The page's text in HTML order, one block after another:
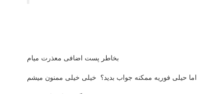
بخاطر پست اضافی معذرت میام
اما حیلی فوریه ممکنه جواب بدید؟ خیلی خیلی ممنون میشم